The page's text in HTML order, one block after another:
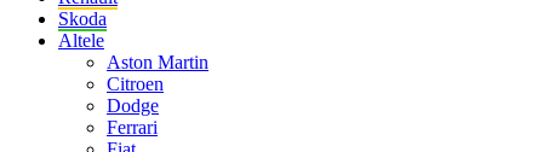
Skoda
Altele
Aston Martin
Citroen
Dodge
Ferrari